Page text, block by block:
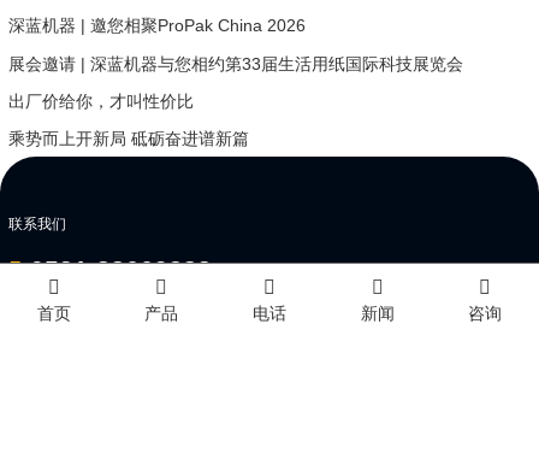
深蓝机器 | 邀您相聚ProPak China 2026
展会邀请 | 深蓝机器与您相约第33届生活用纸国际科技展览会
出厂价给你，才叫性价比
乘势而上开新局 砥砺奋进谱新篇
联系我们
0531-88669288
0531-88672001 0531-88672002
首页 产品 电话 新闻 咨询